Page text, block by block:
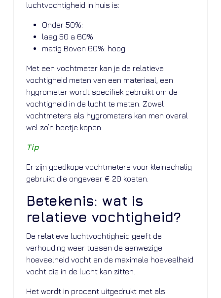
luchtvochtigheid in huis is:
Onder 50%:
laag 50 a 60%:
matig Boven 60%: hoog
Met een vochtmeter kan je de relatieve
vochtigheid meten van een materiaal, een
hygrometer wordt specifiek gebruikt om de
vochtigheid in de lucht te meten. Zowel
vochtmeters als hygrometers kan men overal
wel zo’n beetje kopen.
Tip
Er zijn goedkope vochtmeters voor kleinschalig
gebruikt die ongeveer € 20 kosten.
Betekenis: wat is
relatieve vochtigheid?
De relatieve luchtvochtigheid geeft de
verhouding weer tussen de aanwezige
hoeveelheid vocht en de maximale hoeveelheid
vocht die in de lucht kan zitten.
Het wordt in procent uitgedrukt met als